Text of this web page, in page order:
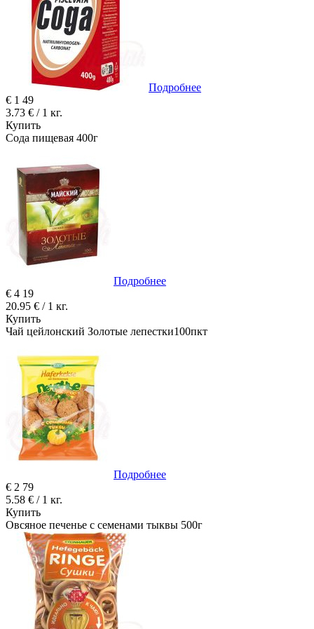
Подробнее
€ 1 49
3.73 € / 1 кг.
Купить
Сода пищевая 400г
Подробнее
€ 4 19
20.95 € / 1 кг.
Купить
Чай цейлонский Золотые лепестки100пкт
Подробнее
€ 2 79
5.58 € / 1 кг.
Купить
Овсяное печенье с семенами тыквы 500г